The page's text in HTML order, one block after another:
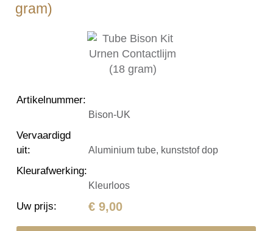
gram)
Artikelnummer:
Bison-UK
Vervaardigd
uit: Aluminium tube, kunststof dop
Kleurafwerking:
Kleurloos
Uw prijs: € 9,00